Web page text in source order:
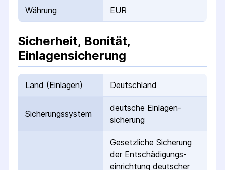
Währung EUR
Sicherheit, Bonität,
Einlagensicherung
Land (Einlagen) Deutschland
Sicherungs­system
deutsche Einlagen­
sicherung
Gesetzliche Sicherung
der Entschädigungs­
einrichtung deutscher